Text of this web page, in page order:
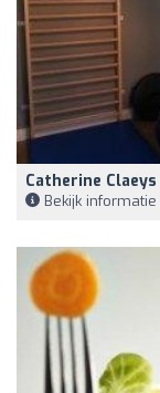
Catherine
Bekijk